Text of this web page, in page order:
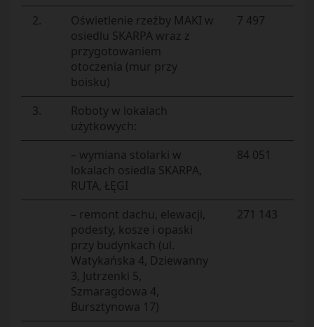
2.
Oświetlenie rzeźby MAKI w
osiedlu SKARPA wraz z
przygotowaniem
otoczenia (mur przy
boisku)
7 497
3.
Roboty w lokalach
użytkowych:
– wymiana stolarki w
lokalach osiedla SKARPA,
RUTA, ŁĘGI
84 051
– remont dachu, elewacji,
podesty, kosze i opaski
przy budynkach (ul.
Watykańska 4, Dziewanny
3, Jutrzenki 5,
Szmaragdowa 4,
Bursztynowa 17)
271 143